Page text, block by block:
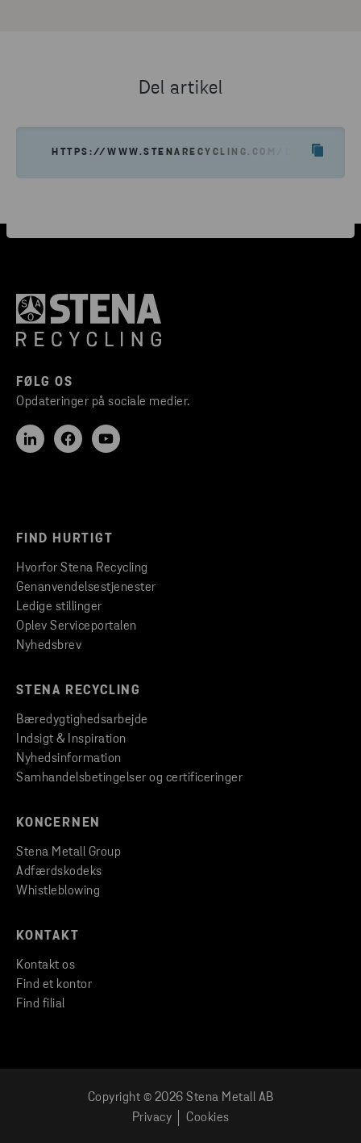
Del artikel
HTTPS://WWW.STENARECYCLING.COM/DA/
FØLG OS
Opdateringer på sociale medier.
FIND HURTIGT
Hvorfor Stena Recycling
Genanvendelsestjenester
Ledige stillinger
Oplev Serviceportalen
Nyhedsbrev
STENA RECYCLING
Bæredygtighedsarbejde
Indsigt & Inspiration
Nyhedsinformation
Samhandelsbetingelser og certificeringer
KONCERNEN
Stena Metall Group
Adfærdskodeks
Whistleblowing
KONTAKT
Kontakt os
Find et kontor
Find filial
Copyright © 2026 Stena Metall AB
Privacy
Cookies